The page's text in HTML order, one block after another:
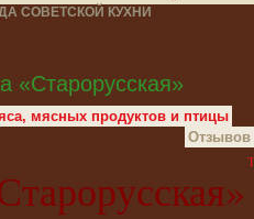
СОВЕТСКОЙ КУХНИ
«Старорусская»
мясных продуктов и птицы
Отзывов